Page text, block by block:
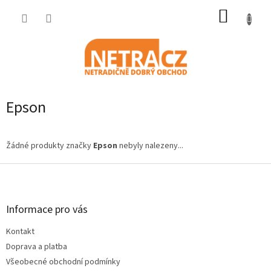
Epson
Žádné produkty značky Epson nebyly nalezeny...
Z
Informace pro vás
Kontakt
Doprava a platba
Všeobecné obchodní podmínky